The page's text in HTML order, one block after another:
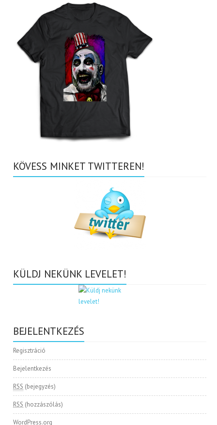
KÖVESS MINKET TWITTEREN!
KÜLDJ NEKÜNK LEVELET!
BEJELENTKEZÉS
Regisztráció
Bejelentkezés
RSS (bejegyzés)
RSS (hozzászólás)
WordPress.org